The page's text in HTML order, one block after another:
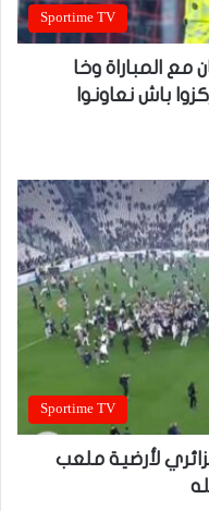
Sportime TV
مع المباراة وخا
باش نعاونوا
Sportime TV
لأرضية ملعب